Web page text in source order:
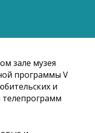
зале музея
программы V
и